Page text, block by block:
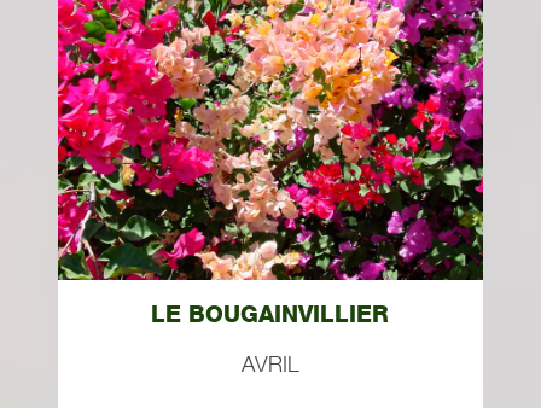
LE BOUGAINVILLIER
AVRIL